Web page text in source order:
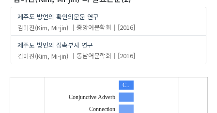
제주도 방언의 확인의문문 연구
김미진(Kim, Mi-jin)
중앙어문학회
[2016]
제주도 방언의 접속부사 연구
김미진(Kim, Mi-jin)
동남어문학회 [2016]
C..
Conjunctive Adverb
Connection